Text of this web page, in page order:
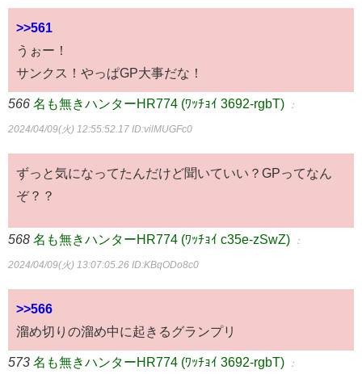
>>561
うぉー！
サンクス！やっぱGP大事だな！
566 名も無きハンターHR774 (ﾜｯﾁｮｲ 3692-rgbT) ：
2024/04/09(火) 12:55:52.17 ID:vilMUGFc0
ずっと気になってたんだけど聞いていい？GPってなん
ぞ？？
568 名も無きハンターHR774 (ﾜｯﾁｮｲ c35e-zSwZ) ：
2024/04/09(火) 13:07:05.26 ID:KBqODo8c0
>>566
溜め切りの溜め中に起きるグランプリ
573 名も無きハンターHR774 (ﾜｯﾁｮｲ 3692-rgbT) ：